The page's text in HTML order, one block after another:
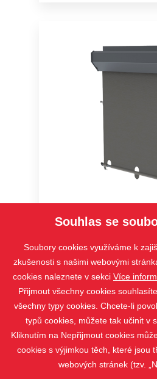
Souhlas se
Soubory cookies využíváme k
zkušenosti s našimi webovými
cookies naleznete v sekci Více
Přijmout všechny cookies
všechny typy cookies. Chcete-li
typů cookies, můžete tak učinit v
Kliknutím na Nepřijmout cookies
cookies s výjimkou těch, které jsou
webových stránek (tzv.